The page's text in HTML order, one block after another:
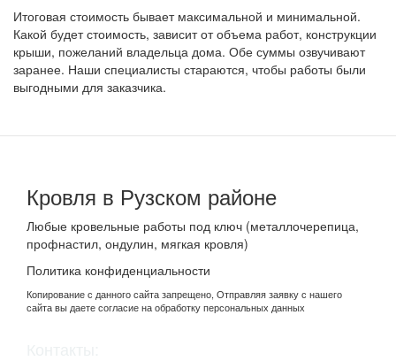
Итоговая стоимость бывает максимальной и минимальной.
Какой будет стоимость, зависит от объема работ, конструкции
крыши, пожеланий владельца дома. Обе суммы озвучивают
заранее. Наши специалисты стараются, чтобы работы были
выгодными для заказчика.
Кровля в Рузском районе
Любые кровельные работы под ключ (металлочерепица,
профнастил, ондулин, мягкая кровля)
Политика конфиденциальности
Копирование с данного сайта запрещено, Отправляя заявку с нашего
сайта вы даете согласие на обработку персональных данных